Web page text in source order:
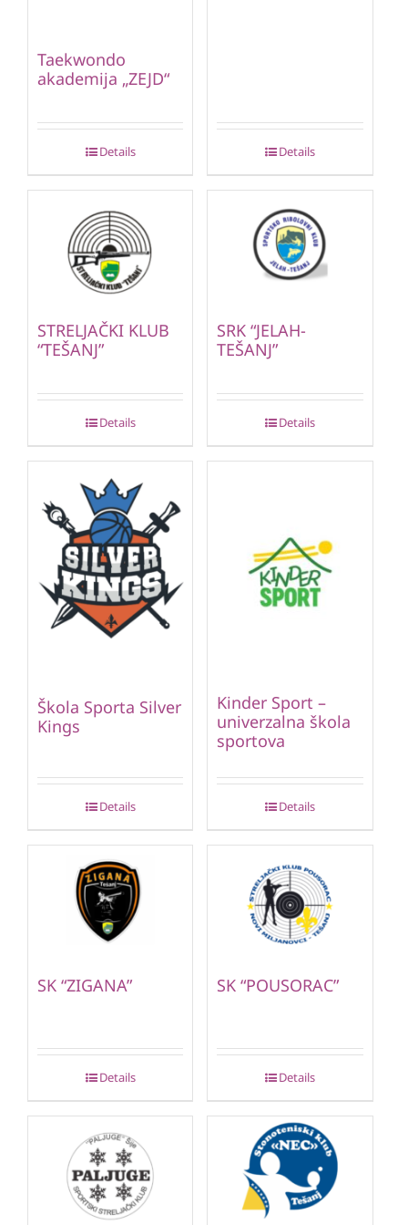
Taekwondo
akademija „ZEJD“
Details Details
STRELJAČKI KLUB
“TEŠANJ”
Details
SRK “JELAH-
TEŠANJ”
Details
Škola Sporta Silver
Kings
Details
Kinder Sport –
univerzalna škola
sportova
Details
SK “ZIGANA”
Details
SK “POUSORAC”
Details